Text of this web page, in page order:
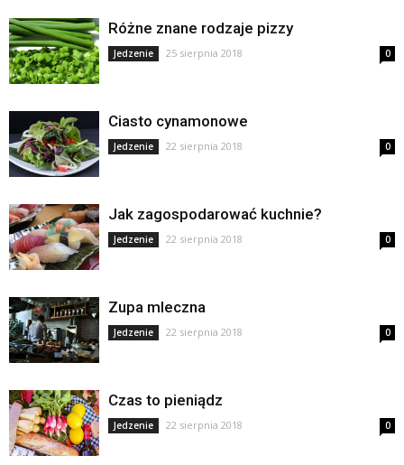
Różne znane rodzaje pizzy
Jedzenie 25 sierpnia 2018 0
Ciasto cynamonowe
Jedzenie 22 sierpnia 2018 0
Jak zagospodarować kuchnie?
Jedzenie 22 sierpnia 2018 0
Zupa mleczna
Jedzenie 22 sierpnia 2018 0
Czas to pieniądz
Jedzenie 22 sierpnia 2018 0